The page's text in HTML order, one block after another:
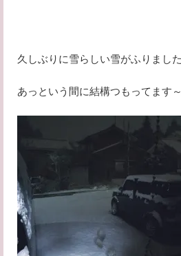
久しぶりに雪らしい雪がふりました
あっという間に結構つもってます～